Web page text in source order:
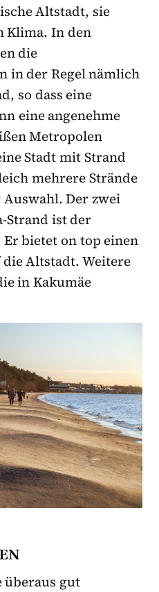
Altstadt, sie
Klima. In den
die
in der Regel nämlich
so dass eine
eine angenehme
Metropolen
Stadt mit Strand
mehrere Strände
Auswahl. Der zwei
Strand ist der
bietet on top einen
Altstadt. Weitere
in Kakumäe
gut